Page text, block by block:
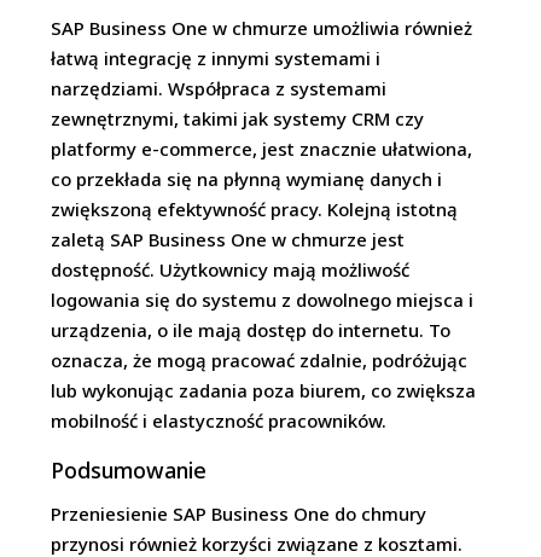
SAP Business One w chmurze umożliwia również
łatwą integrację z innymi systemami i
narzędziami. Współpraca z systemami
zewnętrznymi, takimi jak systemy CRM czy
platformy e-commerce, jest znacznie ułatwiona,
co przekłada się na płynną wymianę danych i
zwiększoną efektywność pracy. Kolejną istotną
zaletą SAP Business One w chmurze jest
dostępność. Użytkownicy mają możliwość
logowania się do systemu z dowolnego miejsca i
urządzenia, o ile mają dostęp do internetu. To
oznacza, że mogą pracować zdalnie, podróżując
lub wykonując zadania poza biurem, co zwiększa
mobilność i elastyczność pracowników.
Podsumowanie
Przeniesienie SAP Business One do chmury
przynosi również korzyści związane z kosztami.